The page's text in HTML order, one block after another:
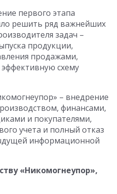
первого этапа
решить ряд важнейших
задач –
продукции,
продажами,
схему
– внедрение
финансами,
и покупателями,
учета и полный отказ
информационной
«Никомогнеупор»,